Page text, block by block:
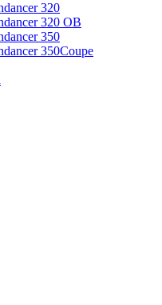
320
320 OB
350
350Coupe